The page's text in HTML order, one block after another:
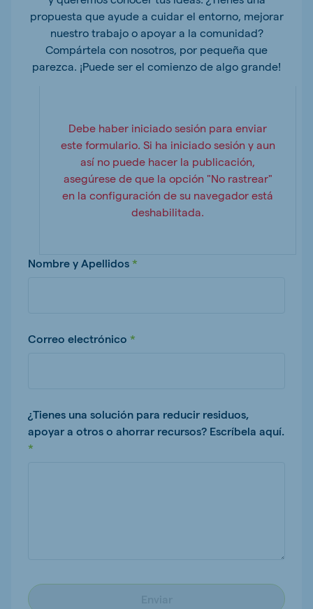
propuesta que ayude a cuidar el entorno, mejorar
nuestro trabajo o apoyar a la comunidad?
Compártela con nosotros, por pequeña que
parezca. ¡Puede ser el comienzo de algo grande!
Debe haber iniciado sesión para enviar
este formulario. Si ha iniciado sesión y aun
así no puede hacer la publicación,
asegúrese de que la opción "No rastrear"
en la configuración de su navegador está
deshabilitada.
Nombre y Apellidos
Correo electrónico
¿Tienes una solución para reducir residuos,
apoyar a otros o ahorrar recursos? Escríbela aquí.